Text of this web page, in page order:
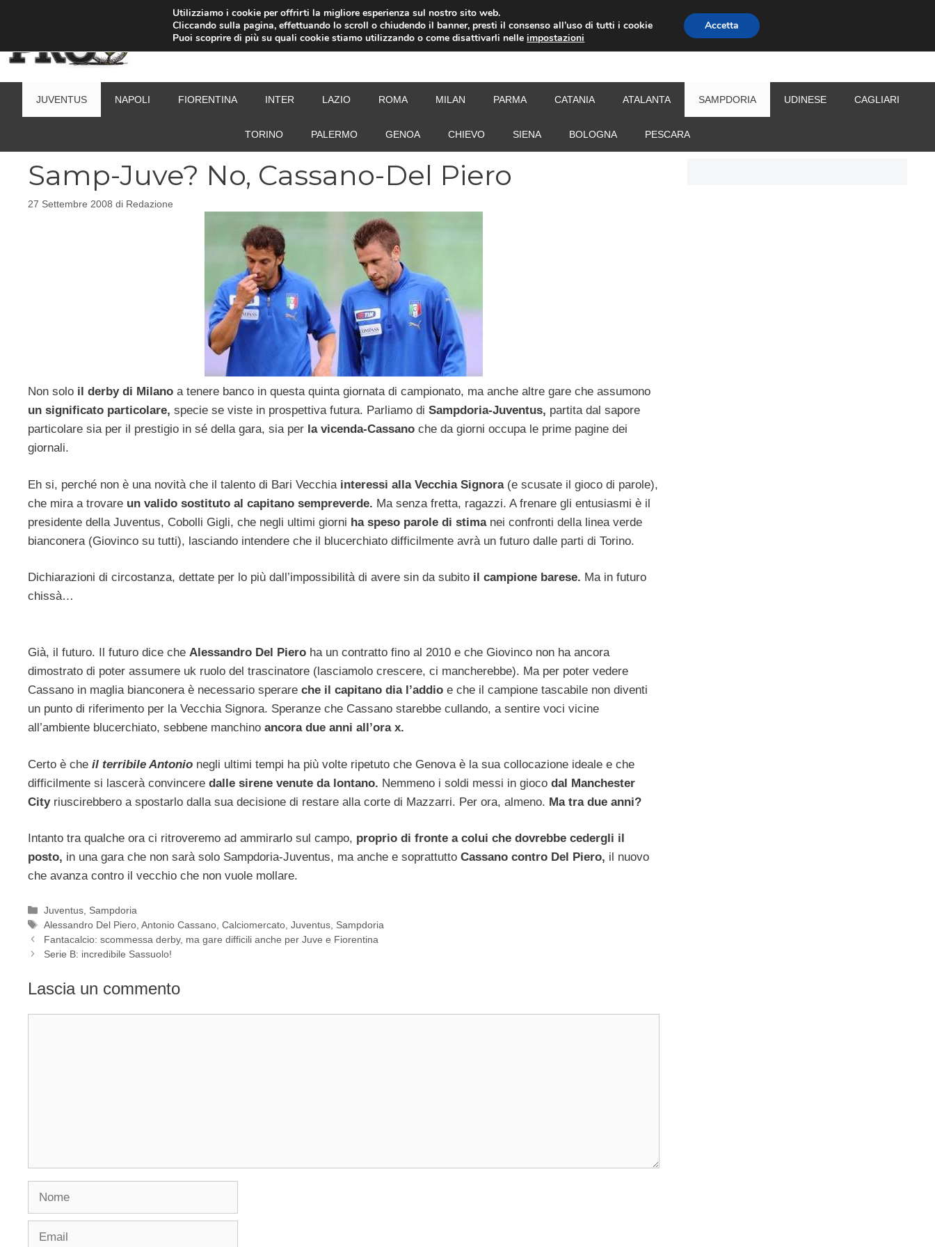
CALCIOMERCATO
JUVENTUS NAPOLI FIORENTINA INTER LAZIO ROMA MILAN PARMA CATANIA ATALANTA SAMPDORIA UDINESE CAGLIARI
TORINO PALERMO GENOA CHIEVO SIENA BOLOGNA PESCARA
Samp-Juve? No, Cassano-Del Piero
27 Settembre 2008 di Redazione
Non solo il derby di Milano a tenere banco in questa quinta giornata di campionato, ma anche altre gare che assumono
un significato particolare, specie se viste in prospettiva futura. Parliamo di Sampdoria-Juventus, partita dal sapore
particolare sia per il prestigio in sé della gara, sia per la vicenda-Cassano che da giorni occupa le prime pagine dei
giornali.
Eh si, perché non è una novità che il talento di Bari Vecchia interessi alla Vecchia Signora(e scusate il gioco di parole),
che mira a trovare un valido sostituto al capitano sempreverde. Ma senza fretta, ragazzi. A frenare gli entusiasmi è il
presidente della Juventus, Cobolli Gigli, che negli ultimi giorni ha speso parole di stimanei confronti della linea verde
bianconera (Giovinco su tutti), lasciando intendere che il blucerchiato difficilmente avrà un futuro dalle parti di Torino.
Dichiarazioni di circostanza, dettate per lo più dall’impossibilità di avere sin da subito il campione barese. Ma in futuro
chissà…
Già, il futuro. Il futuro dice che Alessandro Del Piero ha un contratto fino al 2010 e che Giovinco non ha ancora
dimostrato di poter assumere uk ruolo del trascinatore (lasciamolo crescere, ci mancherebbe). Ma per poter vedere
Cassano in maglia bianconera è necessario sperare che il capitano dia l’addio e che il campione tascabile non diventi
un punto di riferimento per la Vecchia Signora. Speranze che Cassano starebbe cullando, a sentire voci vicine
all’ambiente blucerchiato, sebbene manchino ancora due anni all’ora x.
Certo è che il terribile Antonio negli ultimi tempi ha più volte ripetuto che Genova è la sua collocazione ideale e che
difficilmente si lascerà convincere dalle sirene venute da lontano. Nemmeno i soldi messi in gioco dal Manchester
City riuscirebbero a spostarlo dalla sua decisione di restare alla corte di Mazzarri. Per ora, almeno. Ma tra due anni?
Intanto tra qualche ora ci ritroveremo ad ammirarlo sul campo, proprio di fronte a colui che dovrebbe cedergli il
posto, in una gara che non sarà solo Sampdoria-Juventus, ma anche e soprattutto Cassano contro Del Piero, il nuovo
che avanza contro il vecchio che non vuole mollare.
Categorie
Juventus Sampdoria
Tag
Alessandro Del Piero ,Antonio Cassano ,Calciomercato ,Juventus Sampdoria
Fantacalcio: scommessa derby, ma gare difficili anche per Juve e Fiorentina
Serie B: incredibile Sassuolo!
Lascia un commento
Nome
Email
Utilizziamo i cookie per offrirti la migliore esperienza sul nostro sito web.
Cliccando sulla pagina, effettuando lo scroll o chiudendo il banner, presti il consenso all’uso di tutti i cookie
Puoi scoprire di più su quali cookie stiamo utilizzando o come disattivarli nelleimpostazioni
Accetta